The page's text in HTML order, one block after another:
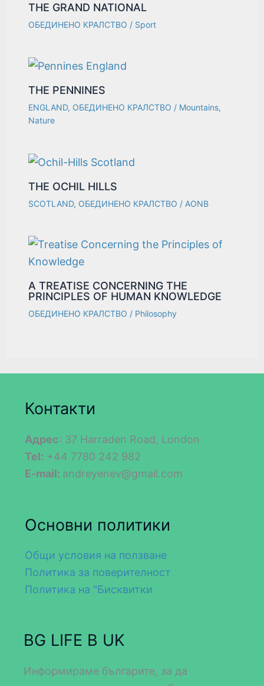
THE GRAND NATIONAL
ОБЕДИНЕНО КРАЛСТВО / Sport
THE PENNINES
ENGLAND, ОБЕДИНЕНО КРАЛСТВО / Mountains,
Nature
THE OCHIL HILLS
SCOTLAND, ОБЕДИНЕНО КРАЛСТВО / AONB
A TREATISE CONCERNING THE
PRINCIPLES OF HUMAN KNOWLEDGE
ОБЕДИНЕНО КРАЛСТВО / Philosophy
Контакти
Адрес: 37 Harraden Road, London
Tel: +44 7780 242 982
E-mail: andreyenev@gmail.com
Основни политики
Общи условия на ползване
Политика за поверителност
Политика на "Бисквитки
BG LIFE В UK
Информираме българите, за да